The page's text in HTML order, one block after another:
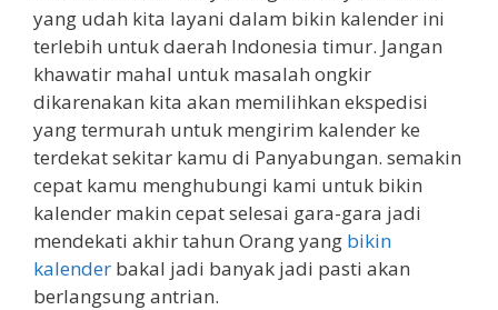
yang udah kita layani dalam bikin kalender ini
terlebih untuk daerah Indonesia timur. Jangan
khawatir mahal untuk masalah ongkir
dikarenakan kita akan memilihkan ekspedisi
yang termurah untuk mengirim kalender ke
terdekat sekitar kamu di Panyabungan. semakin
cepat kamu menghubungi kami untuk bikin
kalender makin cepat selesai gara-gara jadi
mendekati akhir tahun Orang yang bikin
kalender bakal jadi banyak jadi pasti akan
berlangsung antrian.